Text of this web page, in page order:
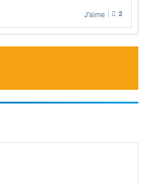
J'aime 2